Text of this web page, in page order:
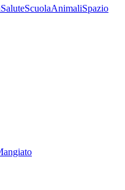
SaluteScuolaAnimaliSpazio